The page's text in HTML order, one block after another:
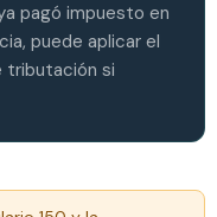
pagó impuesto en
puede aplicar el
tributación si